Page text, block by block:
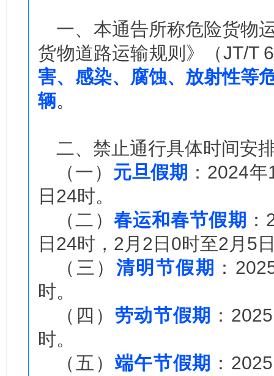
一、本通告所称危险货物
货物道路运输规则》（JT/T
害、感染、腐蚀、放射性等
辆。
二、禁止通行具体时间安
（一） 元旦假期 ：2024
日24时。
（二） 春运和春节假期
日24时，2月2日0时至2月5
（三） 清明节假期 ：
时。
（四） 劳动节假期 ：
时。
（五）端午节假期 ：